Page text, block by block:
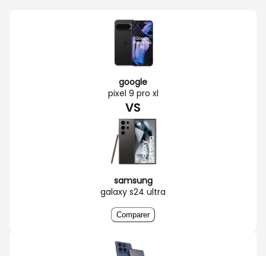
google
pixel 9 pro xl
VS
samsung
galaxy s24 ultra
Comparer